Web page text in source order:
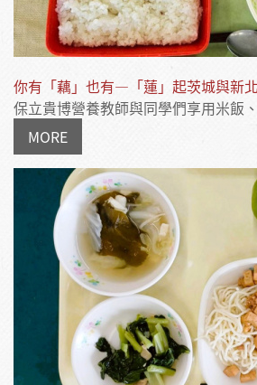
你有「藕」也有—「蓮」起茨城與新
保立貴博營養教師與同學們享用米飯
MORE